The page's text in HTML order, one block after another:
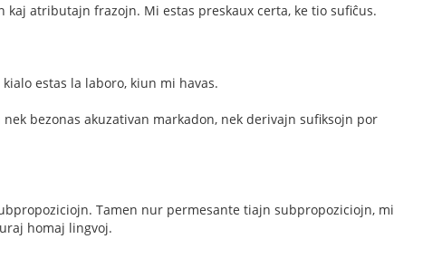
atributajn frazojn. Mi estas preskaux certa, ke tio sufiĉus.
estas la laboro, kiun mi havas.
bezonas akuzativan markadon, nek derivajn sufiksojn por
Tamen nur permesante tiajn subpropoziciojn, mi
homaj lingvoj.